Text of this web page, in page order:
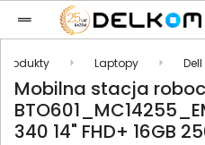
Produkty Laptopy Dell
Mobilna stacja
340 14" FHD+ 16GB